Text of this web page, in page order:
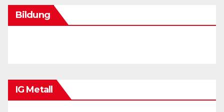
Bildung
IG Metall